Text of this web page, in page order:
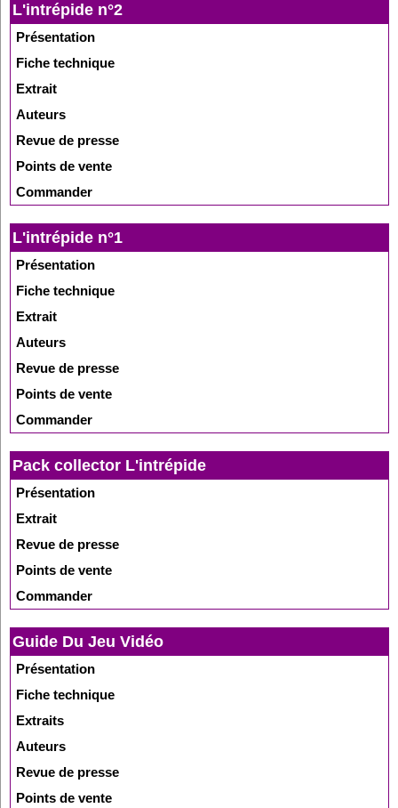
L'intrépide n°2
Présentation
Fiche technique
Extrait
Auteurs
Revue de presse
Points de vente
Commander
L'intrépide n°1
Présentation
Fiche technique
Extrait
Auteurs
Revue de presse
Points de vente
Commander
Pack collector L'intrépide
Présentation
Extrait
Revue de presse
Points de vente
Commander
Guide Du Jeu Vidéo
Présentation
Fiche technique
Extraits
Auteurs
Revue de presse
Points de vente